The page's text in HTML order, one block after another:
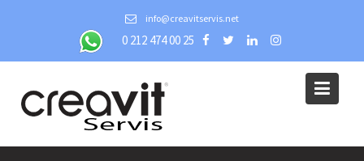
info@creavitservis.net
0 212 474 00 25